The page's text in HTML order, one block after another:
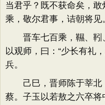
当君乎？既不获命矣，
乘，敬尔君事，诘朝将见
晋车七百乘，韅、靷
以观师，曰：“少长有礼
兵。
己巳，晋师陈于莘北
蔡。子玉以若敖之六卒将